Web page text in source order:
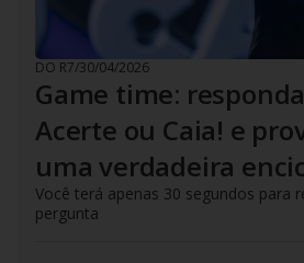
DO R7/30/04/2026
Game time:
Acerte ou Caia! e
uma verdadeira
Você terá apenas 30 segundos para
pergunta